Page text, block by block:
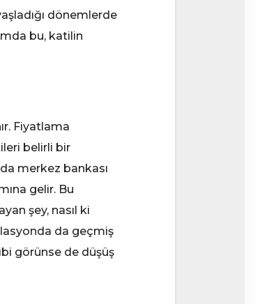
dönemlerde
bu, katilin
Fiyatlama
belirli bir
merkez bankası
gelir. Bu
şey, nasıl ki
da geçmiş
görünse de düşüş